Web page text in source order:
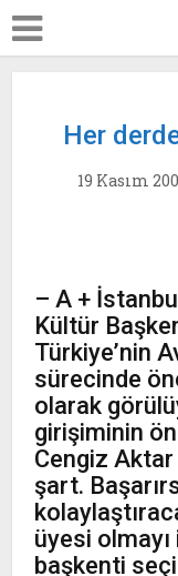
Her
19 Kasım
– A +
Kültür
Türkiye’nin
sürecinde
olarak
girişiminin
Cengiz Aktar
şart.
üyesi
başkenti